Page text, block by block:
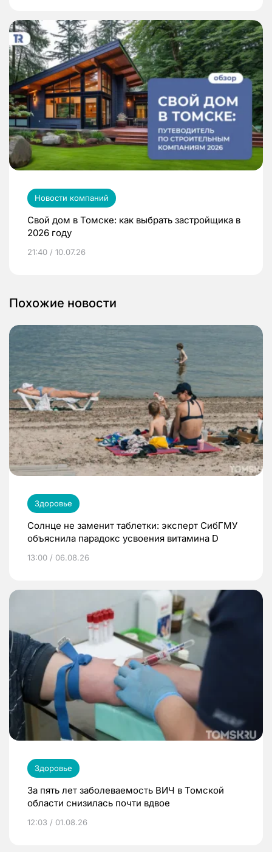
Новости компаний
Свой дом в Томске: как выбрать застройщика в
2026 году
21:40 / 10.07.26
Похожие новости
Здоровье
Солнце не заменит таблетки: эксперт СибГМУ
объяснила парадокс усвоения витамина D
13:00 / 06.08.26
Здоровье
За пять лет заболеваемость ВИЧ в Томской
области снизилась почти вдвое
12:03 / 01.08.26